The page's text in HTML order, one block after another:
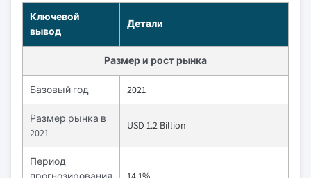
Ключевой
вывод
Детали
Размер и рост рынка
Базовый год 2021
Размер рынка в
2021
USD 1.2 Billion
Период